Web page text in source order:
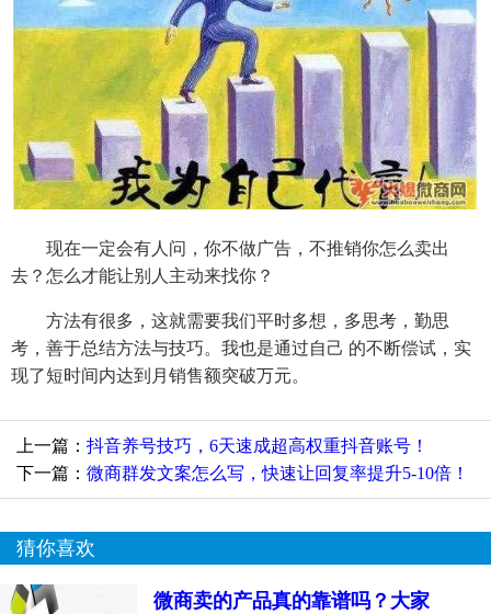
现在一定会有人问，你不做广告，不推销你怎么卖出
去？怎么才能让别人主动来找你？
方法有很多，这就需要我们平时多想，多思考，勤思
考，善于总结方法与技巧。我也是通过自己 的不断偿试，实
现了短时间内达到月销售额突破万元。
上一篇： 抖音养号技巧，6天速成超高权重抖音账号！
下一篇： 微商群发文案怎么写，快速让回复率提升5-10倍！
猜你喜欢
微商卖的产品真的靠谱吗？大家